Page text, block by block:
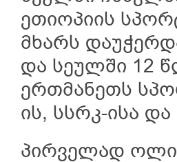
ეთიოპიის
მხარს
და სეულში 12
ერთმანეთს
ის, სსრკ-ისა
პირველად